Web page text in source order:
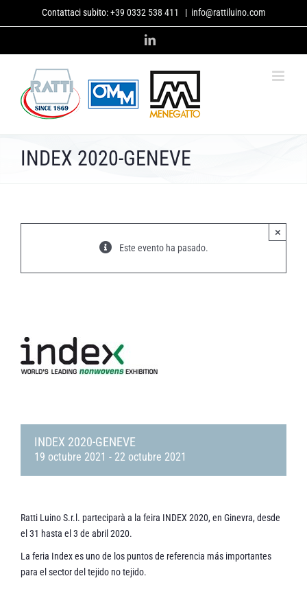
Contattaci subito:+39 0332 538 411 | info@rattiluino.com
LinkedIn
INDEX 2020-GENEVE
Este evento ha pasado.
×
INDEX 2020-GENEVE
19 octubre 2021 - 22 octubre 2021
Ratti Luino S.r.l. parteciparà a la feira INDEX 2020, en Ginevra, desde
el 31 hasta el 3 de abril 2020.
La feria Index es uno de los puntos de referencia más importantes
para el sector del tejido no tejido.